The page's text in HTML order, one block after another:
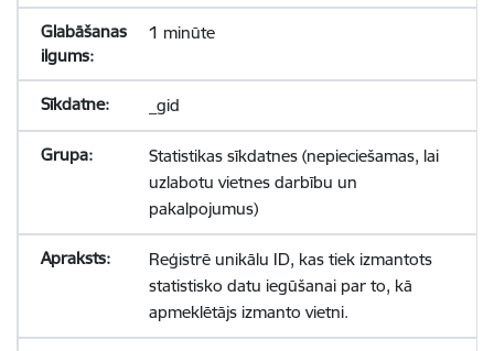
1 minūte
_gid
Statistikas sīkdatnes (nepieciešamas, lai
uzlabotu vietnes darbību un
pakalpojumus)
Reģistrē unikālu ID, kas tiek izmantots
statistisko datu iegūšanai par to, kā
apmeklētājs izmanto vietni.